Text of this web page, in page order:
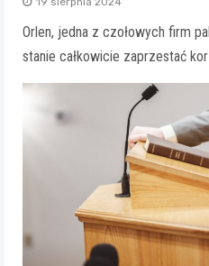
Orlen, jedna z czołowych firm
stanie całkowicie zaprzestać